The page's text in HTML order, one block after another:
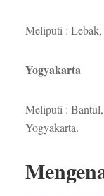
Meliputi : Lebak,
Yogyakarta
Meliputi :
Yogyakarta.